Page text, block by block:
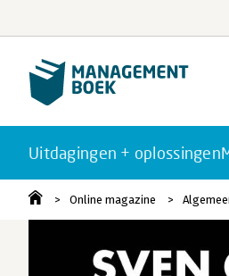
Uitdagingen + oplossingen
Online magazine